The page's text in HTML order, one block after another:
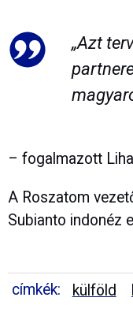
„Azt
– fogalmazott
A Roszatom
Subianto indonéz
címkék: külföld